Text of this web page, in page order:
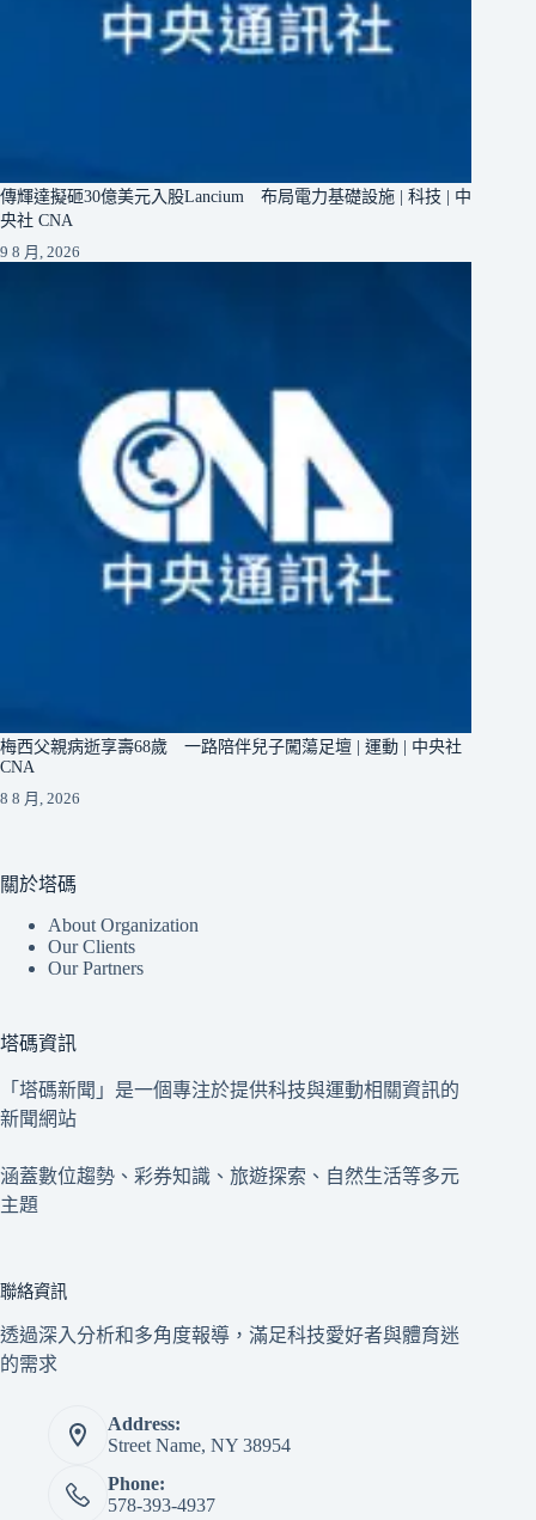
傳輝達擬砸30億美元入股Lancium 布局電力基礎設施 | 科技 | 中
央社 CNA
9 8 月, 2026
梅西父親病逝享壽68歲 一路陪伴兒子闖蕩足壇 | 運動 | 中央社
CNA
8 8 月, 2026
關於塔碼
About Organization
Our Clients
Our Partners
塔碼資訊
「塔碼新聞」是一個專注於提供科技與運動相關資訊的
新聞網站
涵蓋數位趨勢、彩券知識、旅遊探索、自然生活等多元
主題
聯絡資訊
透過深入分析和多角度報導，滿足科技愛好者與體育迷
的需求
Address:
Street Name, NY 38954
Phone:
578-393-4937